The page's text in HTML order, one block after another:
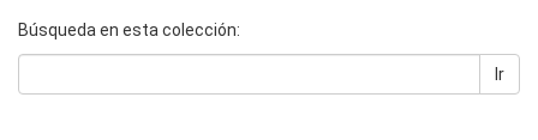
Búsqueda en esta colección:
Ir